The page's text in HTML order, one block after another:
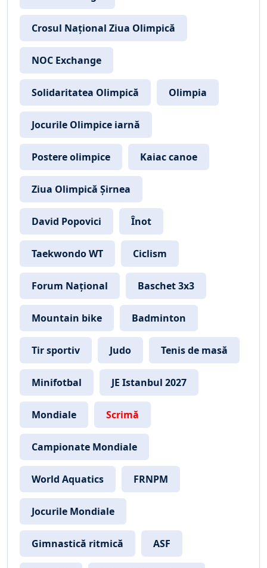
Crosul Național Ziua Olimpică
NOC Exchange
Solidaritatea Olimpică Olimpia
Jocurile Olimpice iarnă
Postere olimpice Kaiac canoe
Ziua Olimpică Șirnea
David Popovici Înot
Taekwondo WT Ciclism
Forum Național Baschet 3x3
Mountain bike Badminton
Tir sportiv Judo Tenis de masă
Minifotbal JE Istanbul 2027
Mondiale Scrimă
Campionate Mondiale
World Aquatics FRNPM
Jocurile Mondiale
Gimnastică ritmică ASF